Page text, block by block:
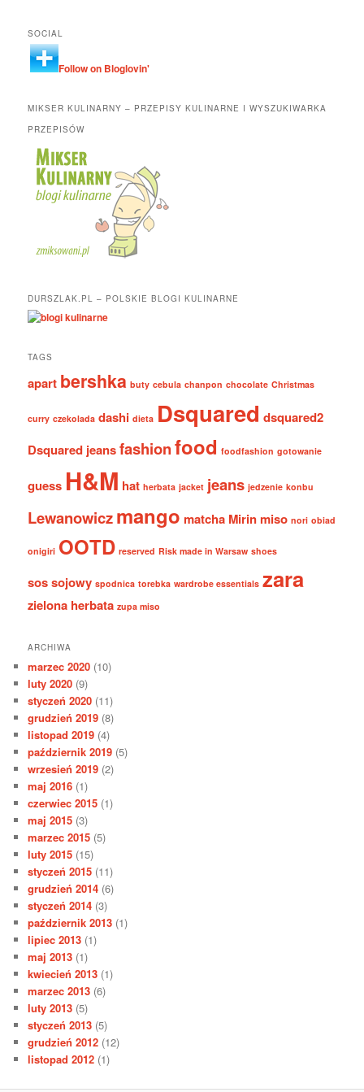
SOCIAL
Follow on Bloglovin'
MIKSER KULINARNY – PRZEPISY KULINARNE I WYSZUKIWARKA
PRZEPISÓW
DURSZLAK.PL – POLSKIE BLOGI KULINARNE
TAGS
apart bershka buty cebula chanpon chocolate Christmas
curry czekolada dashi dieta Dsquared dsquared2
Dsquared jeansfashionfood foodfashion gotowanie
guess H&M hat herbata jacket jeans jedzenie konbu
Lewanowiczmango matcha Mirin miso nori obiad
onigiri OOTD reserved Risk made in Warsaw shoes
sos sojowy spodnica torebka wardrobe essentials zara
zielona herbata zupa miso
ARCHIWA
marzec 2020 (10)
luty 2020 (9)
styczeń 2020 (11)
grudzień 2019 (8)
listopad 2019 (4)
październik 2019 (5)
wrzesień 2019 (2)
maj 2016 (1)
czerwiec 2015 (1)
maj 2015 (3)
marzec 2015 (5)
luty 2015 (15)
styczeń 2015 (11)
grudzień 2014 (6)
styczeń 2014 (3)
październik 2013 (1)
lipiec 2013 (1)
maj 2013 (1)
kwiecień 2013 (1)
marzec 2013 (6)
luty 2013 (5)
styczeń 2013 (5)
grudzień 2012 (12)
listopad 2012 (1)